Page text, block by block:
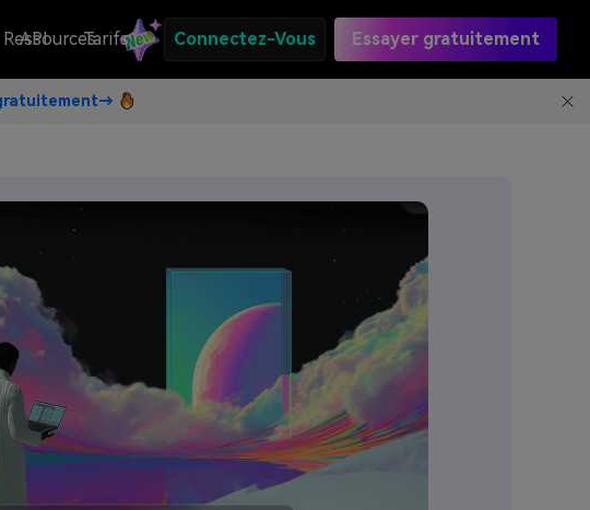
Ressources
API Tarifs Connectez-Vous Essayer gratuitement